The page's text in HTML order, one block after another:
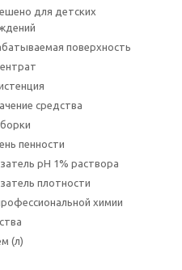
для детских
поверхность
средства
пенности
pH 1% раствора
плотности
химии
(л)